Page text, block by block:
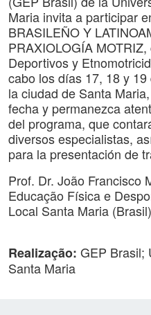
Maria invita a participar
BRASILEÑO Y
PRAXIOLOGÍA
Deportivos y
cabo los días 17, 18 y
la ciudad de Santa
fecha y permanezca
del programa, que
diversos especialistas,
para la presentación de
Prof. Dr. João Francisco
Educação Física e
Local Santa Maria
Realização: GEP Brasil;
Santa Maria